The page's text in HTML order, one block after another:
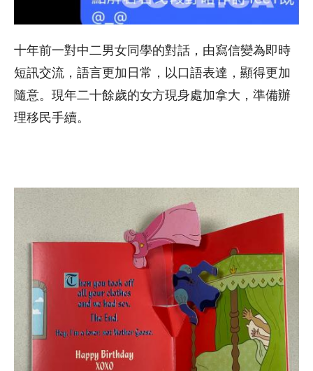
十年前一對中二男女同學的對話，由寫信變為即時
短訊交流，語言更加日常，以口語表達，顯得更加
隨意。現年二十餘歲的女方現身處加拿大，準備辦
理移民手續。